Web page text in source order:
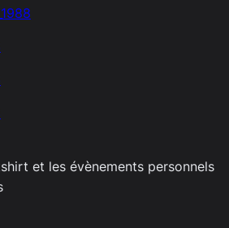
et les évènements personnels